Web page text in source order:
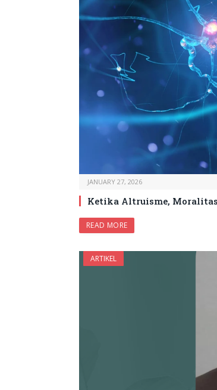
JANUARY 27, 2026
Ketika Altruisme,
READ MORE
ARTIKEL